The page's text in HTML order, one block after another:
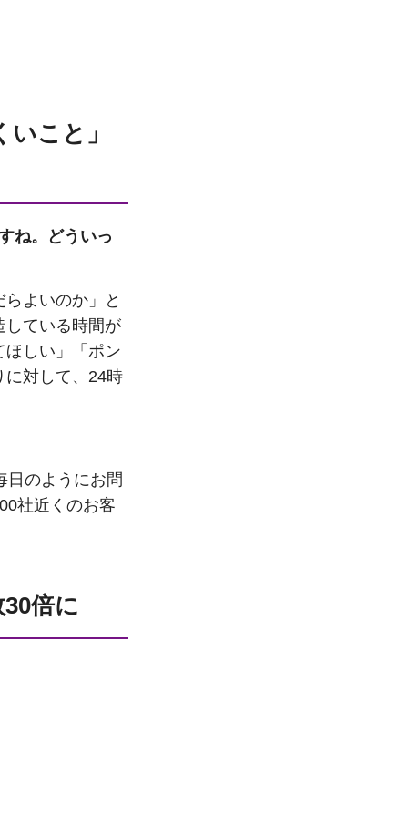
こと」
ね。どういっ
よいのか」と
している時間が
ほしい」「ポン
に対して、24時
のようにお問
社近くのお客
倍に